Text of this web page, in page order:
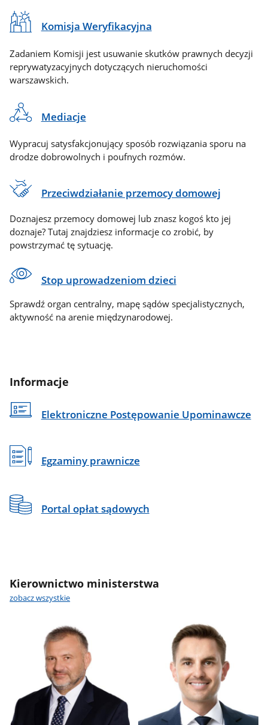
Komisja Weryfikacyjna
Zadaniem Komisji jest usuwanie skutków prawnych decyzji
reprywatyzacyjnych dotyczących nieruchomości
warszawskich.
Mediacje
Wypracuj satysfakcjonujący sposób rozwiązania sporu na
drodze dobrowolnych i poufnych rozmów.
Przeciwdziałanie przemocy domowej
Doznajesz przemocy domowej lub znasz kogoś kto jej
doznaje? Tutaj znajdziesz informacje co zrobić, by
powstrzymać tę sytuację.
Stop uprowadzeniom dzieci
Sprawdź organ centralny, mapę sądów specjalistycznych,
aktywność na arenie międzynarodowej.
Informacje
Elektroniczne Postępowanie Upominawcze
Egzaminy prawnicze
Portal opłat sądowych
Kierownictwo ministerstwa
zobacz wszystkie